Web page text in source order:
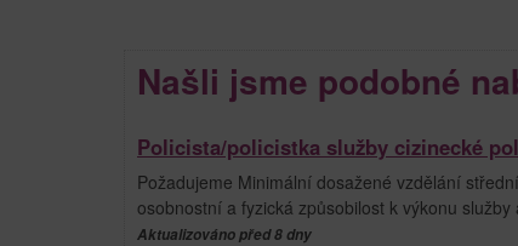
Našli jsme podobné
Policista/policistka služby cizinecké
Požadujeme Minimální dosažené vzdělání
osobnostní a fyzická způsobilost k výkonu
Aktualizováno před 8 dny